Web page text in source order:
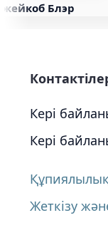
Блэр
Кері
Кері
Жеткізу